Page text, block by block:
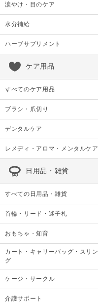
涙やけ・目のケア
水分補給
ハーブサプリメント
ケア用品
すべてのケア用品
ブラシ・爪切り
デンタルケア
レメディ・アロマ・メンタルケア
日用品・雑貨
すべての日用品・雑貨
首輪・リード・迷子札
おもちゃ・知育
カート・キャリーバッグ・スリン
グ
ケージ・サークル
介護サポート